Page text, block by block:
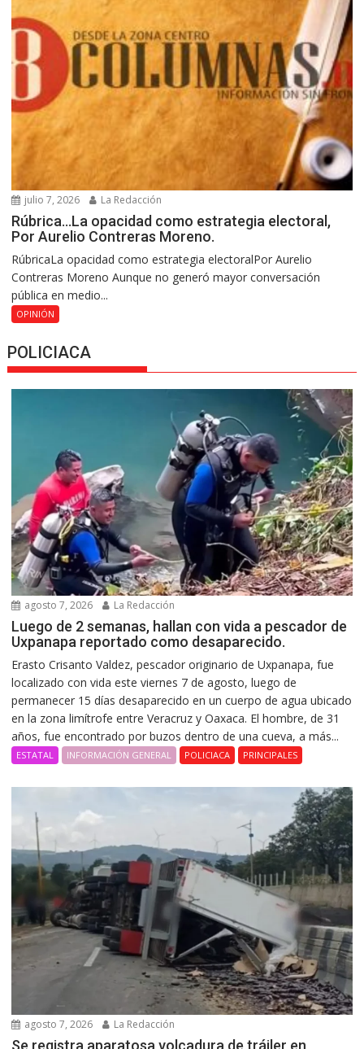
julio 7, 2026 La Redacción
Rúbrica…La opacidad como estrategia electoral,
Por Aurelio Contreras Moreno.
RúbricaLa opacidad como estrategia electoralPor Aurelio
Contreras Moreno Aunque no generó mayor conversación
pública en medio...
OPINIÓN
POLICIACA
agosto 7, 2026 La Redacción
Luego de 2 semanas, hallan con vida a pescador de
Uxpanapa reportado como desaparecido.
Erasto Crisanto Valdez, pescador originario de Uxpanapa, fue
localizado con vida este viernes 7 de agosto, luego de
permanecer 15 días desaparecido en un cuerpo de agua ubicado
en la zona limítrofe entre Veracruz y Oaxaca. El hombre, de 31
años, fue encontrado por buzos dentro de una cueva, a más...
ESTATAL INFORMACIÓN GENERAL POLICIACA PRINCIPALES
agosto 7, 2026 La Redacción
Se registra aparatosa volcadura de tráiler en